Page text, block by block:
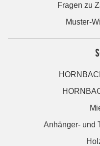
Fragen zu
Muster-
Anhänger- und